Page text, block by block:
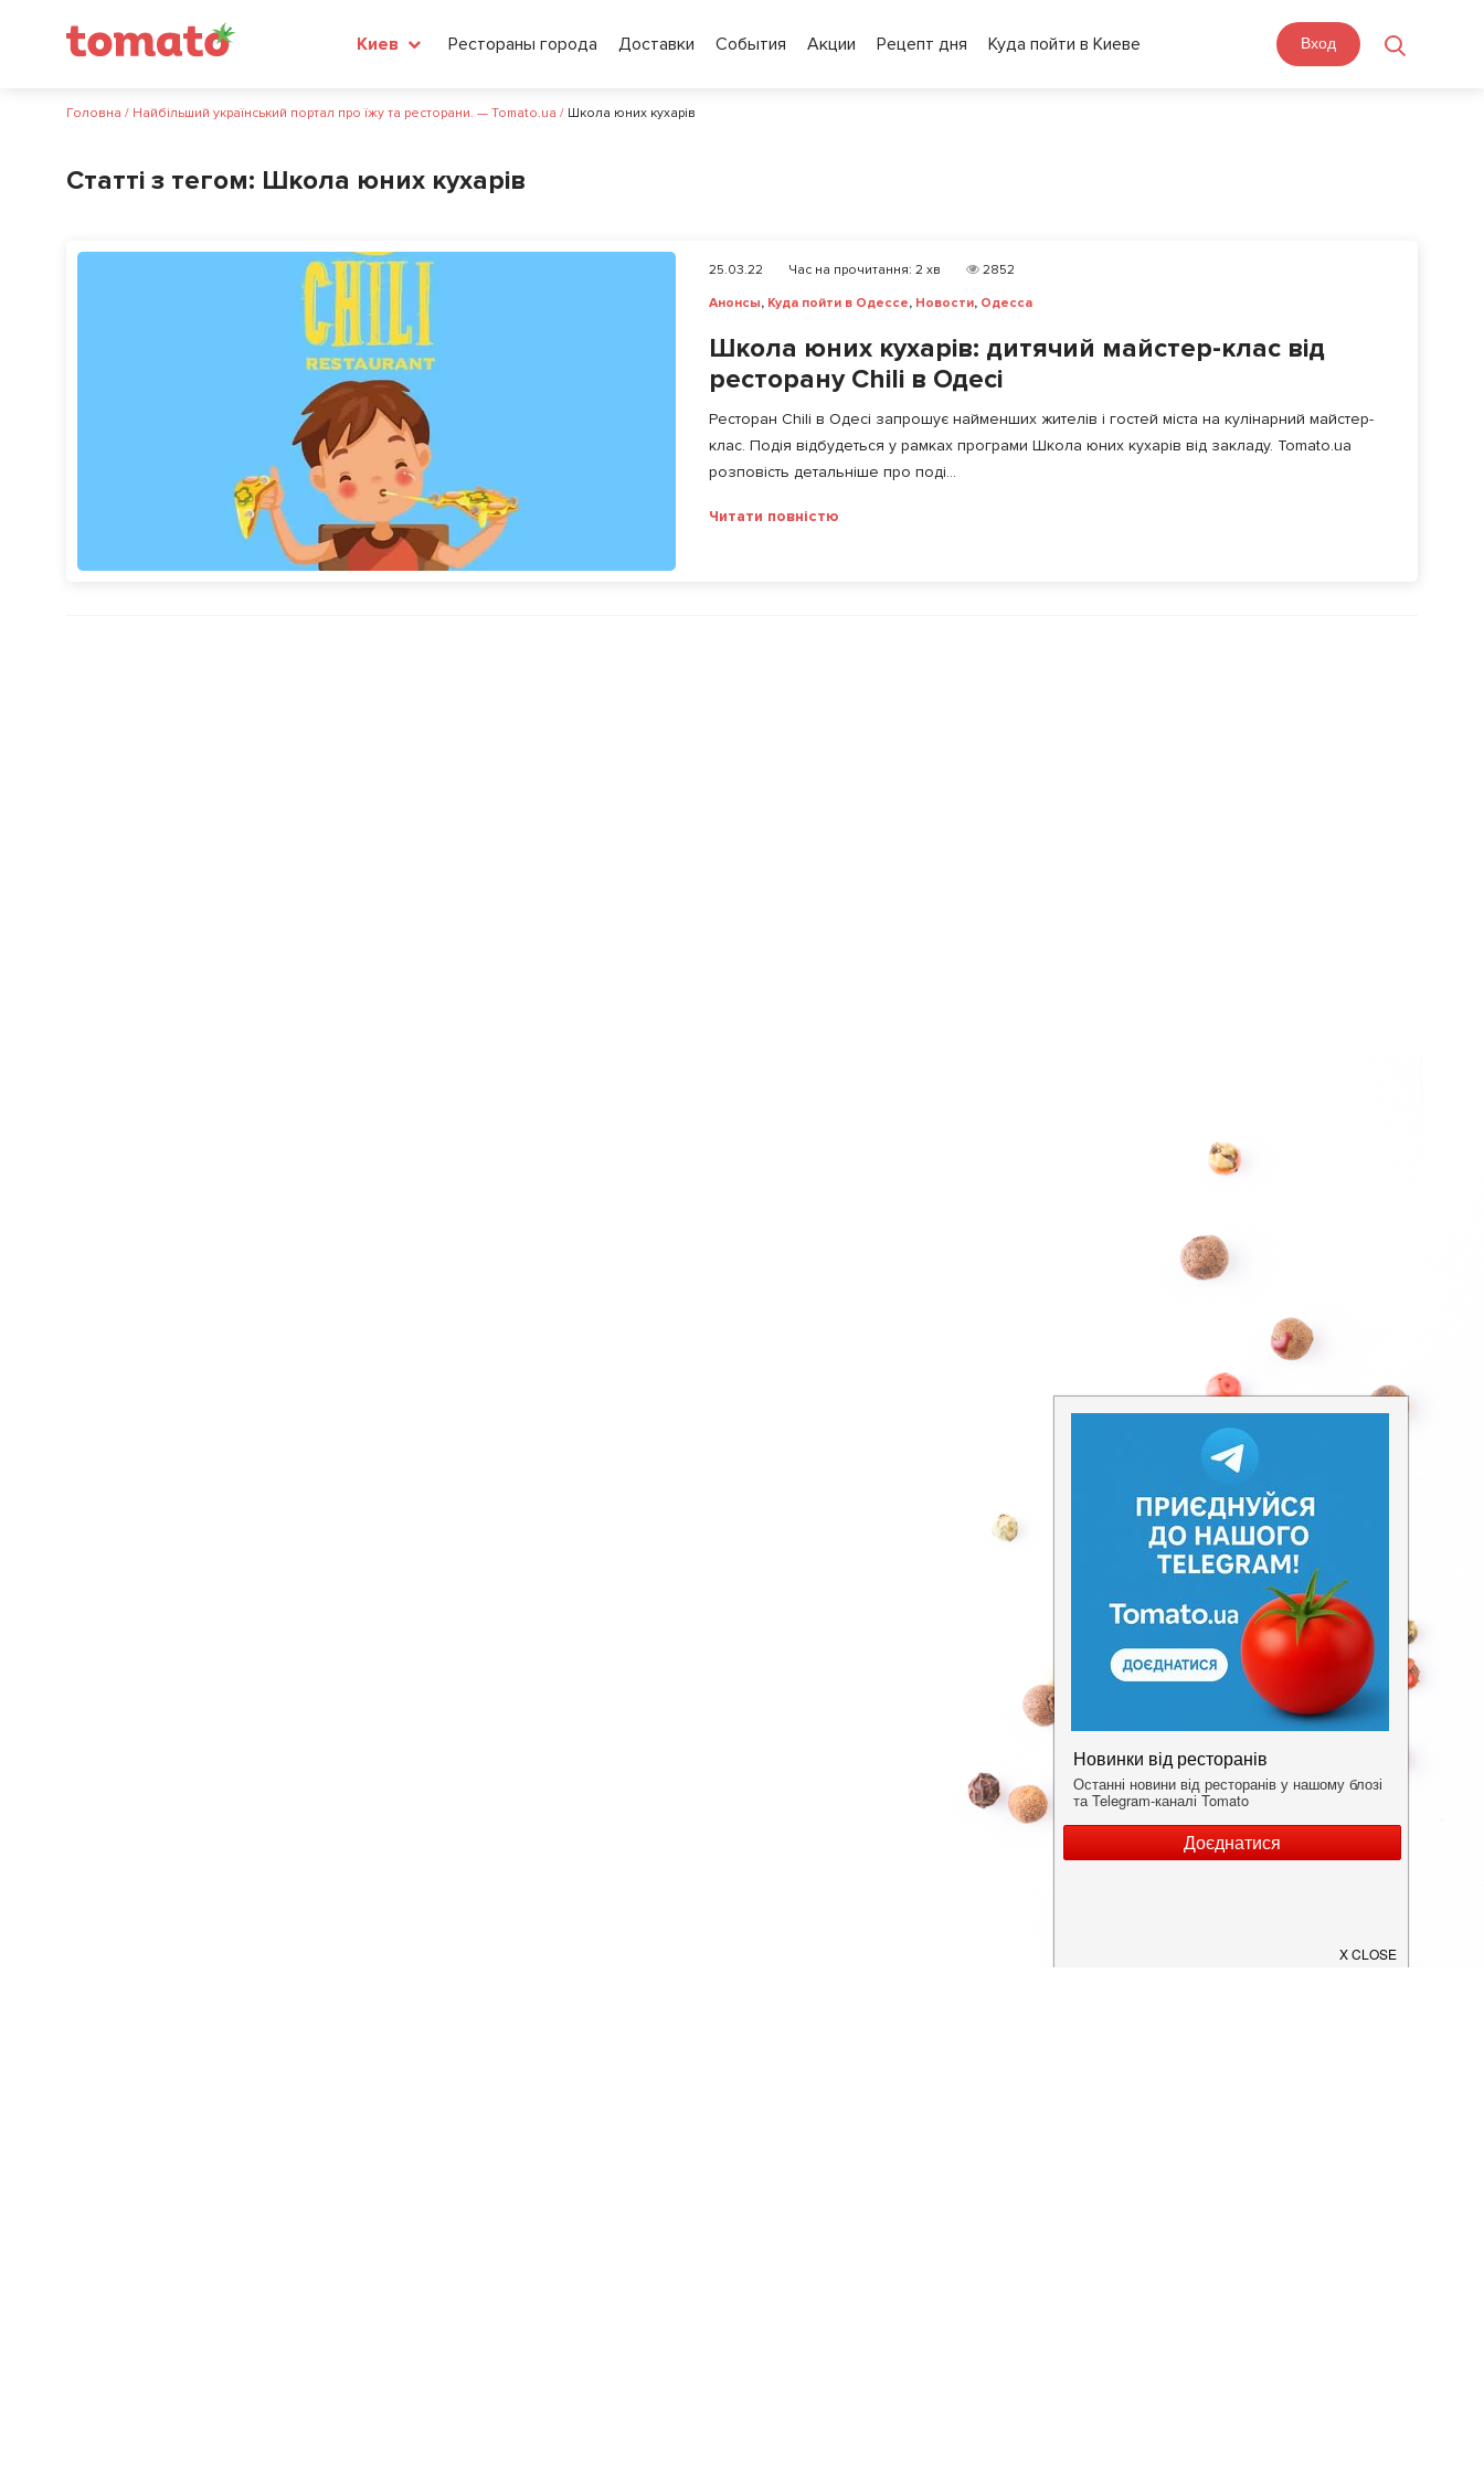
Киев Рестораны города Доставки События Акции Рецепт дня Куда пойти в Киеве Вход
Головна / Найбільший український портал про їжу та ресторани. — Tomato.ua / Школа юних кухарів
Статті з тегом: Школа юних кухарів
25.03.22 Час на прочитання: 2 хв
2852
Анонсы, Куда пойти в Одессе, Новости, Одесса
Школа юних кухарів: дитячий майстер-клас від
ресторану Chili в Одесі
Ресторан Chili в Одесі запрошує найменших жителів і гостей міста на кулінарний майстер-
клас. Подія відбудеться у рамках програми Школа юних кухарів від закладу. Tomato.ua
розповість детальніше про поді...
Читати повністю